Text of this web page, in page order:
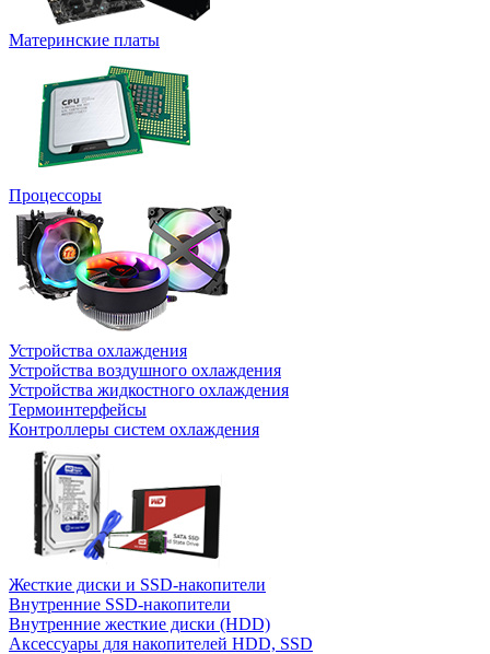
Материнские платы
Процессоры
Устройства охлаждения
Устройства воздушного охлаждения
Устройства жидкостного охлаждения
Термоинтерфейсы
Контроллеры систем охлаждения
Жесткие диски и SSD-накопители
Внутренние SSD-накопители
Внутренние жесткие диски (HDD)
Аксессуары для накопителей HDD, SSD